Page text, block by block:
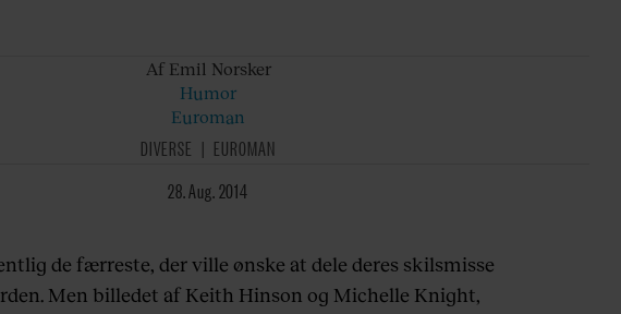
Af Emil Norsker
Humor
Euroman
DIVERSE
EUROMAN
28. Aug. 2014
de færreste, der ville ønske at dele deres skilsmisse
Men billedet af Keith Hinson og Michelle Knight,